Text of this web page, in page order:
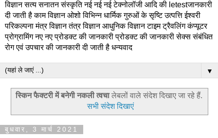
विज्ञान सत्य सनातन संस्कृति नई नई नई टेक्नोलॉजी आदि की letestजानकारी
दी जाती है काम विज्ञान ओशो विभिन्न धार्मिक गुरुओं के सृष्टि उत्पत्ति ईश्वरी
परिकल्पना मंत्र विज्ञान तंत्र विज्ञान आधुनिक विज्ञान टाइम ट्रैवलिंग कंप्यूटर
प्रोग्रामिंग नए नए प्रोडक्ट की जानकारी प्रोडक्ट की जानकारी सेक्स संबंधित
रोग एवं उपचार की जानकारी दी जाती है धन्यवाद
▼
स्किन फैक्टरी में बनेगी नकली त्वचालेबलों वाले संदेश दिखाए जा रहे हैं.
सभी संदेश दिखाएं
बुधवार, 3 मार्च 2021